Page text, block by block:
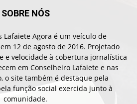
SOBRE NÓS
Lafaiete Agora é um veículo de
12 de agosto de 2016. Projetado
e velocidade à cobertura jornalística
em Conselheiro Lafaiete e nas
o site também é destaque pela
função social exercida junto à
comunidade.